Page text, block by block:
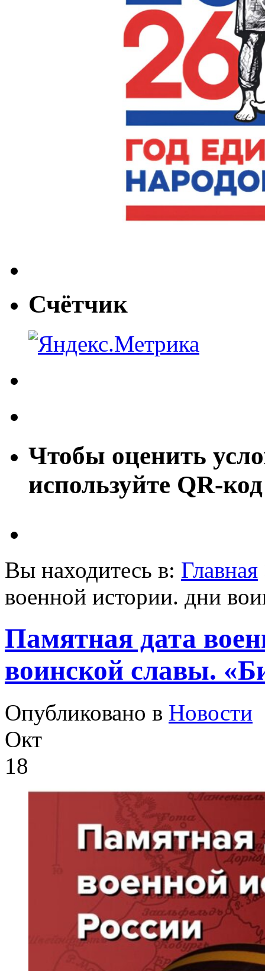
Счётчик
Чтобы оценить
используйте QR-код
Вы находитесь в: Главная
военной истории. дни
Памятная дата
воинской славы.
Опубликовано в Новости
Окт
18